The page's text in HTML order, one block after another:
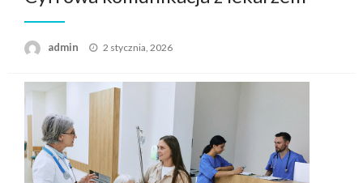
admin
Opublikowane
2 stycznia, 2026